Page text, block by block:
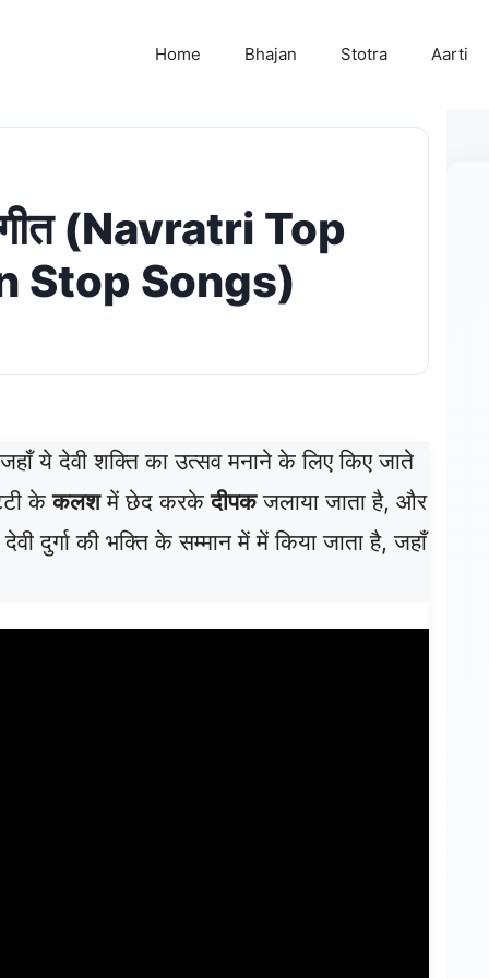
Home Bhajan Stotra Aarti
गीत (Navratri Top
Stop Songs)
ये देवी शक्ति का उत्सव मनाने के लिए किए जाते
केकलशमें छेद करकेदीपकजलाया जाता है, और
दुर्गा की भक्ति के सम्मान में में किया जाता है, जहाँ